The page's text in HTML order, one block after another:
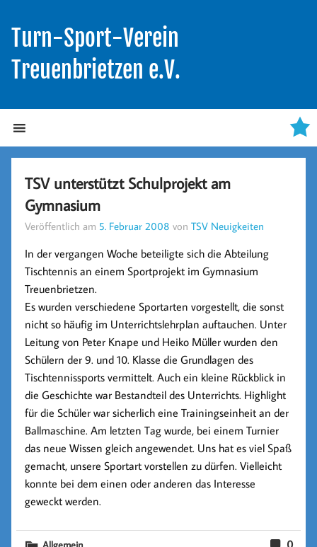
Turn-Sport-Verein
Treuenbrietzen e.V.
TSV unterstützt Schulprojekt am
Gymnasium
Veröffentlich am 5. Februar 2008 vonTSV Neuigkeiten
In der vergangen Woche beteiligte sich die Abteilung
Tischtennis an einem Sportprojekt im Gymnasium
Treuenbrietzen.
Es wurden verschiedene Sportarten vorgestellt, die sonst
nicht so häufig im Unterrichtslehrplan auftauchen. Unter
Leitung von Peter Knape und Heiko Müller wurden den
Schülern der 9. und 10. Klasse die Grundlagen des
Tischtennissports vermittelt. Auch ein kleine Rückblick in
die Geschichte war Bestandteil des Unterrichts. Highlight
für die Schüler war sicherlich eine Trainingseinheit an der
Ballmaschine. Am letzten Tag wurde, bei einem Turnier
das neue Wissen gleich angewendet. Uns hat es viel Spaß
gemacht, unsere Sportart vorstellen zu dürfen. Vielleicht
konnte bei dem einen oder anderen das Interesse
geweckt werden.
0
Allgemein